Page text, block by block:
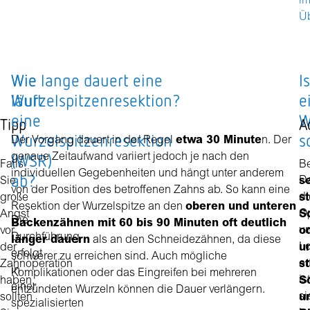
Tipp
Falls
Sie
große
Angst
vor
der
Zahnoperation
haben,
sollten
Wie
läuft
eine
Wurzelspitzenresektion
(WSR)
ab?
Die
Durchführung
erfolgt
in
einer
spezialisierten
Wie lange dauert eine
Wurzelspitzenresektion?
Der Vorgang dauert in der Regel etwa 30 Minuten. Der
genaue Zeitaufwand variiert jedoch je nach den
individuellen Gegebenheiten und hängt unter anderem
von der Position des betroffenen Zahns ab. So kann eine
Resektion der Wurzelspitze an den oberen und unteren
Backenzähnen mit 60 bis 90 Minuten oft deutlich
länger dauern als an den Schneidezähnen, da diese
schwerer zu erreichen sind. Auch mögliche
Komplikationen oder das Eingreifen bei mehreren
entzündeten Wurzeln können die Dauer verlängern.
ist